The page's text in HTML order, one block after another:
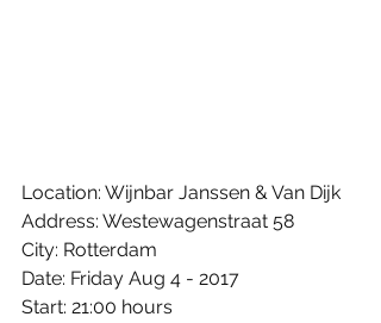
Location: Wijnbar Janssen & Van Dijk
Address: Westewagenstraat 58
City: Rotterdam
Date: Friday Aug 4 - 2017
Start: 21:00 hours